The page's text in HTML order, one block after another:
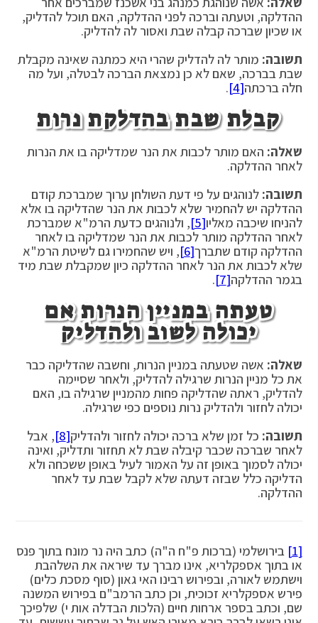
ההדלקה, וטעתה וברכה לפני ההדלקה, האם תוכל להדליק,
או שכיון שברכה קבלה שבת ואסור לה להדליק.
תשובה: מותר לה להדליק שהרי היא כמתנה שאינה מקבלת
שבת בברכה, שאם לא כן נמצאת הברכה לבטלה, ועל מה
חלה ברכתה[4]
.
קבלת שבת בהדלקת נרות
שאלה: האם מותר לכבות את הנר שמדליקה בו את הנרות
לאחר ההדלקה.
תשובה: לנוהגים על פי דעת השולחן ערוך שמברכת קודם
ההדלקה יש להחמיר שלא לכבות את הנר שהדליקה בו אלא
להניחו שיכבה מאליו[5]
, ולנוהגים כדעת הרמ"א שמברכת
לאחר ההדלקה מותר לכבות את הנר שמדליקה בו לאחר
ההדלקה קודם שתברך[6]
, ויש שהחמירו גם לשיטת הרמ"א
שלא לכבות את הנר לאחר ההדלקה כיון שמקבלת שבת מיד
בגמר ההדלקה[7]
.
טעתה במניין הנרות אם
יכולה לשוב ולהדליק
שאלה: אשה שטעתה במניין הנרות, וחשבה שהדליקה כבר
את כל מניין הנרות שרגילה להדליק, ולאחר שסיימה
להדליק, ראתה שהדליקה פחות מהמניין שרגילה בו, האם
יכולה לחזור ולהדליק נרות נוספים כפי שרגילה.
תשובה: כל זמן שלא ברכה יכולה לחזור ולהדליק[8]
, אבל
לאחר שברכה שכבר קיבלה שבת לא תחזור ותדליק, ואינה
יכולה לסמוך באופן זה על האמור לעיל באופן ששכחה ולא
הדליקה כלל שבזה דעתה שלא לקבל שבת עד לאחר
ההדלקה.
[1]
בירושלמי (ברכות פ"ח ה"ה) כתב היה נר מונח בתוך פנס
או בתוך אספקלריא, אינו מברך עד שיראה את השלהבת
וישתמש לאורה, ובפירוש רבינו האי גאון (סוף מסכת כלים)
פירש אספקלריא זכוכית, וכן כתב הרמב"ם בפירוש המשנה
שם, וכתב בספר ארחות חיים (הלכות הבדלה אות י) שלפיכך